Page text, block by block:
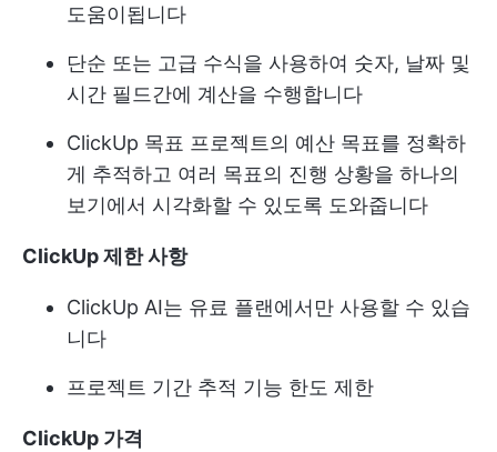
도움이됩니다
단순 또는 고급 수식을 사용하여 숫자, 날짜 및
시간 필드간에 계산을 수행합니다
ClickUp 목표 프로젝트의 예산 목표를 정확하
게 추적하고 여러 목표의 진행 상황을 하나의
보기에서 시각화할 수 있도록 도와줍니다
ClickUp 제한 사항
ClickUp AI는 유료 플랜에서만 사용할 수 있습
니다
프로젝트 기간 추적 기능 한도 제한
ClickUp 가격